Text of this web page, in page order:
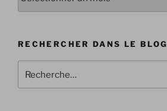
RECHERCHER DANS LE BLOG
pour